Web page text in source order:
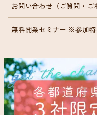
お問い合わせ（ご質問・ご
無料開業セミナー ※参加特